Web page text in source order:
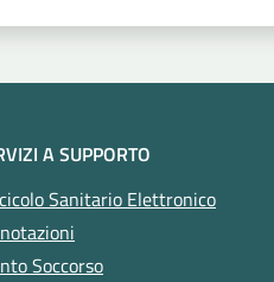
A SUPPORTO
Sanitario Elettronico
Soccorso